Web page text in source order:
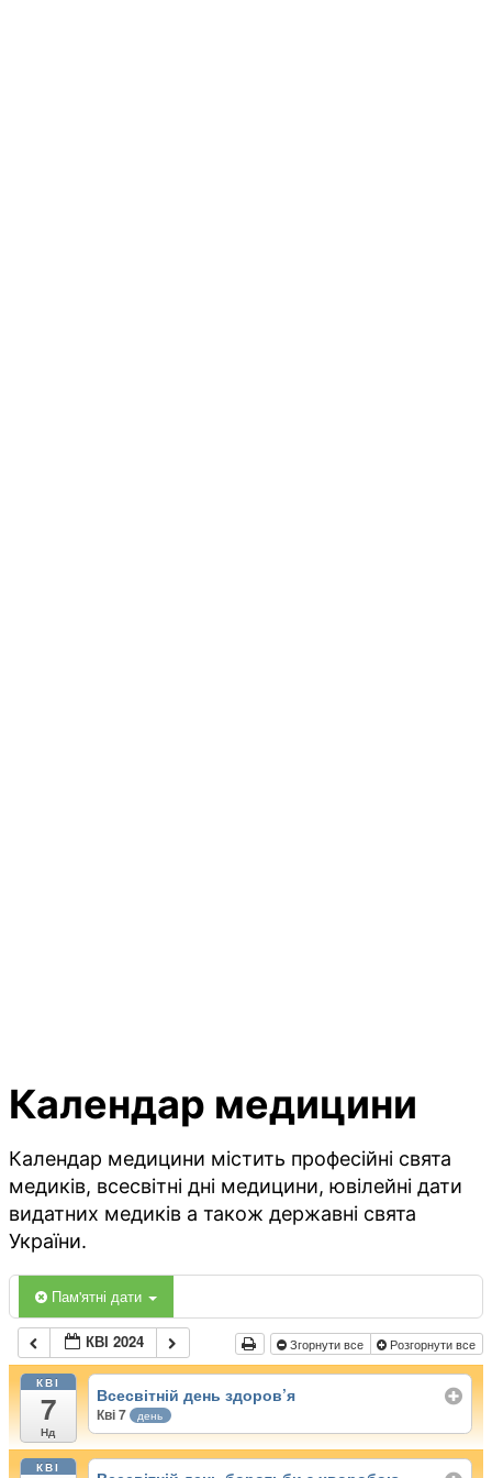
Календар медицини
Календар медицини містить професійні свята
медиків, всесвітні дні медицини, ювілейні дати
видатних медиків а також державні свята
України.
Пам'ятні дати
КВІ 2024 Згорнути все Розгорнути все
КВІ
7
Нд
Всесвітній день здоров’я
Кві 7 день
КВІ